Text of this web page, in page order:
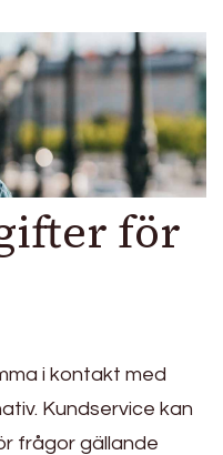
för
i kontakt med
Kundservice kan
frågor gällande